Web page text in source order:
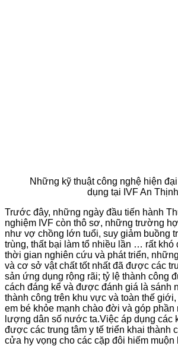
Những kỹ thuật công nghệ hiện
dụng tại IVF An Thịnh
Trước đây, những ngày đầu tiến hành
nghiệm IVF còn thô sơ, những trường
như vợ chồng lớn tuổi, suy giảm buồng
trùng, thất bại làm tổ nhiều lần … rất khó
thời gian nghiên cứu và phát triển,
và cơ sở vật chất tốt nhất đã được các
sản ứng dụng rộng rãi; tỷ lệ thành công
cách đáng kể và được đánh giá là sánh
thành công trên khu vực và toàn thế
em bé khỏe mạnh chào đời và góp phần
lượng dân số nước ta.Việc áp dụng các
được các trung tâm y tế triển khai thành
cửa hy vọng cho các cặp đôi hiếm muộn